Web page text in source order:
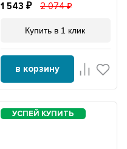
1 543 2 074
Купить в 1 клик
в корзину